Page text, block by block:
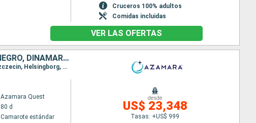
Cruceros 100% adultos
Comidas incluidas
VER LAS OFERTAS
FRANCIA, GRECIA, ESLOVENIA, ESPAÑA, SUECIA, IRLANDA, MONTENEGRO, DINAMARCA, ITALIA, CROACIA, LITUANIA, PORTUGAL, POLONIA, REINO UNIDO, LETONIA, ESTONIA
Itinerario : Estocolmo, Helsingborg, Tallin, Riga, Klaipeda, Gdansk, Karlskrona, Ronne, Szczecin, Helsingborg, Copenhague, Leith - Edimbourg, Aberdeen, Ullapool, Londonderry, Greenock, Belfast, Dublin, Cork, Fowey, Portsmouth, Caen, St. Malo, Burdeos, Bilbao, Gijón, Vigo, Leixoes, Lisboa, Portimao, Sevilla, Gibraltar, Malaga, Motril, Cartagena, Valencia, Tarragona, Palamos, Sete, Marsella, Niza, Saint Tropez, Ajaccio, Niza, Genova, Santa Margherita, Portovenere, Pisa/Florencia (Livorno), Elbe, Olbia, Porto Santo Stefano, Civitavecchia - Roma, Sorrento, Salerno, Catania, Crotone, Kotor, Venecia, Koper, Zadar, Split, Dubrovnik, Kotor, Corfú, Heraklion, Santoríni, Syros, El Pireo Atenas
Azamara Quest
80 d
Camarote estándar
desde
US$ 23,348
Tasas: +US$ 999